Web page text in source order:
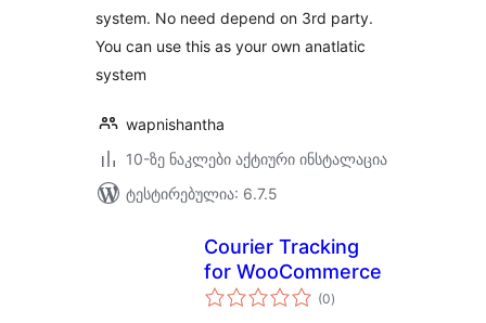
system. No need depend on 3rd party.
You can use this as your own anatlatic
system
wapnishantha
10-ზე ნაკლები აქტიური ინსტალაცია
ტესტირებულია: 6.7.5
Courier Tracking
for WooCommerce
(0საერთო
რეიტინგი
)